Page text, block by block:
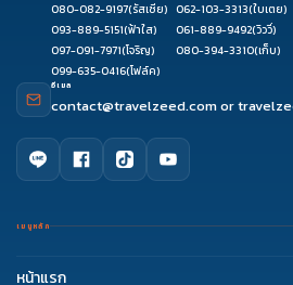
080-082-9197(รัสเซีย) 062-103-3313(ใบเตย)
093-889-5151(ฟ้าใส) 061-889-9492(วิววี่)
097-091-7971(โจริญ) 080-394-3310(เก็บ)
099-635-0416(โฟล์ค)
อีเมล
contact@travelzeed.comor
เมนูหลัก
หน้าแรก